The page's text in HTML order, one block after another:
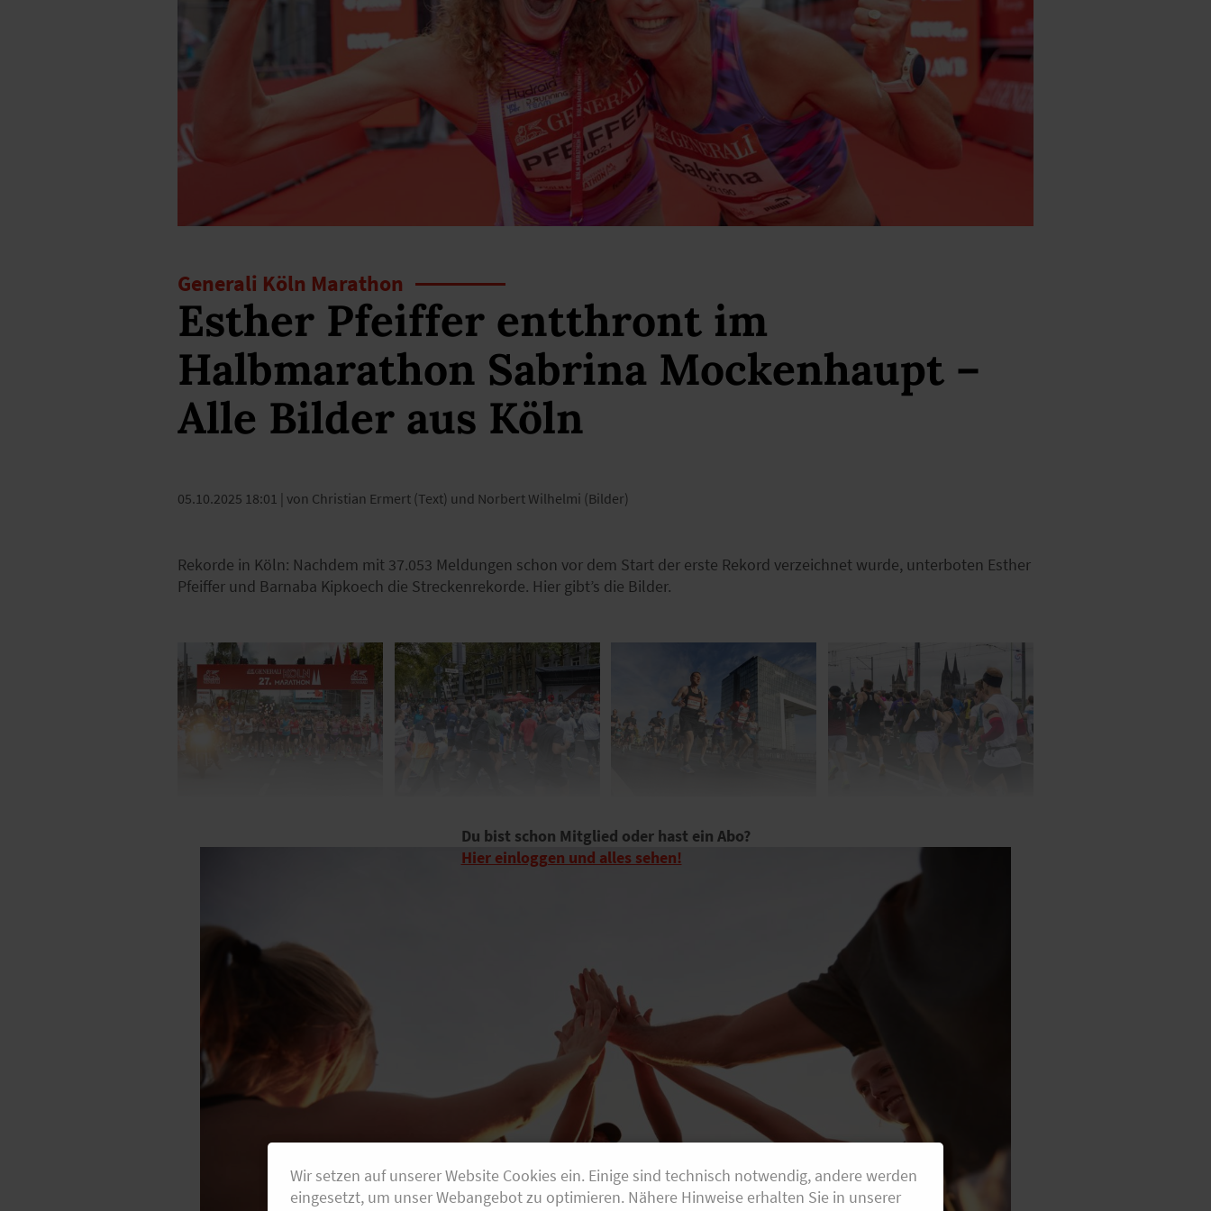
Generali Köln Marathon
Esther Pfeiffer entthront im
Halbmarathon Sabrina Mockenhaupt –
Alle Bilder aus Köln
05.10.2025 18:01 | von Christian Ermert (Text) und Norbert Wilhelmi (Bilder)
Rekorde in Köln: Nachdem mit 37.053 Meldungen schon vor dem Start der erste Rekord verzeichnet wurde, unterboten Esther
Pfeiffer und Barnaba Kipkoech die Streckenrekorde. Hier gibt’s die Bilder.
Du bist schon Mitglied oder hast ein Abo?
Hier einloggen und alles sehen!
Wir setzen auf unserer Website Cookies ein. Einige sind technisch notwendig, andere werden
eingesetzt, um unser Webangebot zu optimieren. Nähere Hinweise erhalten Sie in unserer